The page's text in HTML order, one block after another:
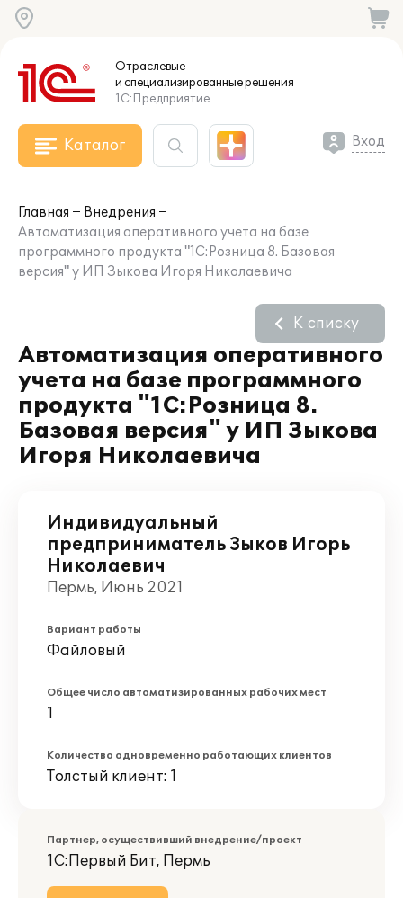
Отраслевые
и специализированныерешения
1С:Предприятие
Каталог Вход
Главная
Внедрения
Автоматизация оперативного учета на базе
программного продукта "1С:Розница 8. Базовая
версия" у ИП Зыкова Игоря Николаевича
Автоматизация оперативного
учета на базе программного
продукта "1С:Розница 8.
Базовая версия" у ИП Зыкова
Игоря Николаевича
К списку
Индивидуальный
предприниматель Зыков Игорь
Николаевич
Пермь, Июнь 2021
Вариант работы
Файловый
Общее число автоматизированных рабочих мест
1
Количество одновременно работающих клиентов
Толстый клиент: 1
Партнер, осуществивший внедрение/проект
1С:Первый Бит, Пермь